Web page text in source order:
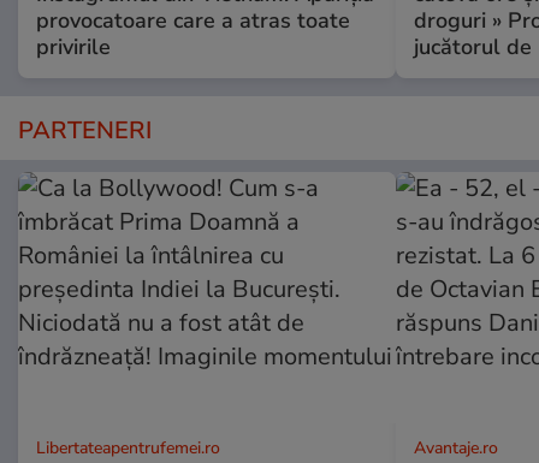
provocatoare care a atras toate
privirile
droguri »
jucătorul
PARTENERI
Libertateapentrufemei.ro Avantaje.ro